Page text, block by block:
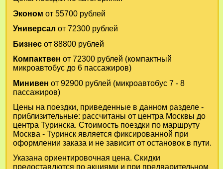
Эконом от 55700 рублей
Универсал от 72300 рублей
Бизнесот 88800 рублей
Компактвен от 72300 рублей (компактный
микроавтобус до 6 пассажиров)
Минивен от 92900 рублей (микроавтобус 7 - 8
пассажиров)
Цены на поездки, приведенные в данном разделе -
приблизительные: рассчитаны от центра Москвы до
центра Туринска. Стоимость поездки по маршруту
Москва - Туринск является фиксированной при
оформлении заказа и не зависит от остановок в пути.
Указана ориентировочная цена. Скидки
предоставлются по акциями и при предварительном